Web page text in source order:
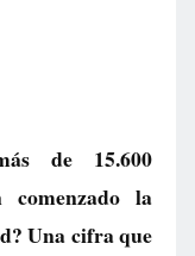
de 15.600
comenzado la
Una cifra que